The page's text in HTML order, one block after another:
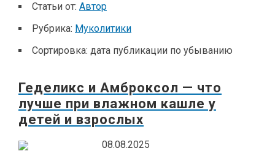
Статьи от: Автор
Рубрика: Муколитики
Сортировка: дата публикации по убыванию
Геделикс и Амброксол — что
лучше при влажном кашле у
детей и взрослых
08.08.2025